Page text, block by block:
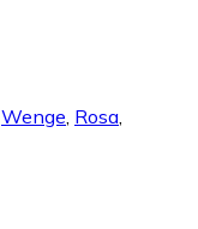
Wenge Rosa